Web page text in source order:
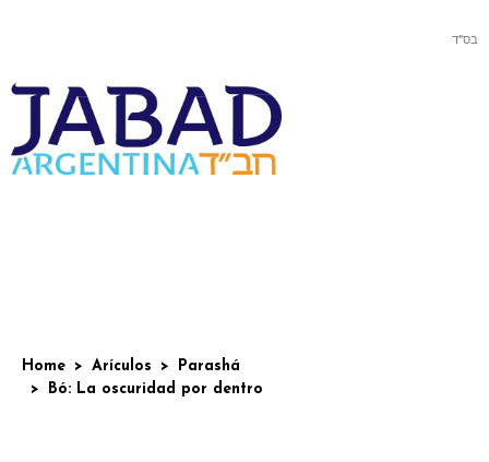
בס”ד
Home Arículos
Parashá
Bó: La oscuridad por dentro